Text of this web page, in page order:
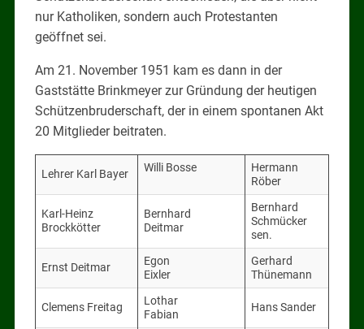
nur Katholiken, sondern auch Protestanten
geöffnet sei.
Am 21. November 1951 kam es dann in der
Gaststätte Brinkmeyer zur Gründung der heutigen
Schützenbruderschaft, der in einem spontanen Akt
20 Mitglieder beitraten.
Lehrer Karl Bayer Willi Bosse
Hermann
Röber
Karl-Heinz
Brockkötter
Bernhard
Deitmar
Bernhard
Schmücker
sen.
Ernst Deitmar
Egon
Eixler
Gerhard
Thünemann
Clemens Freitag
Lothar
Fabian
Hans Sander